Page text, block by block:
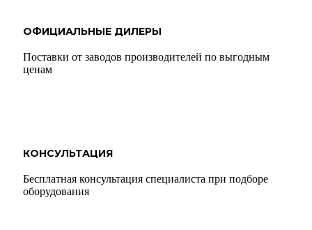
ОФИЦИАЛЬНЫЕ ДИЛЕРЫ
Поставки от заводов производителей по выгодным
ценам
КОНСУЛЬТАЦИЯ
Бесплатная консультация специалиста при подборе
оборудования